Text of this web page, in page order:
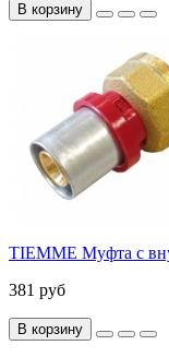
В корзину
TIEMME Муфта с
381 руб
В корзину